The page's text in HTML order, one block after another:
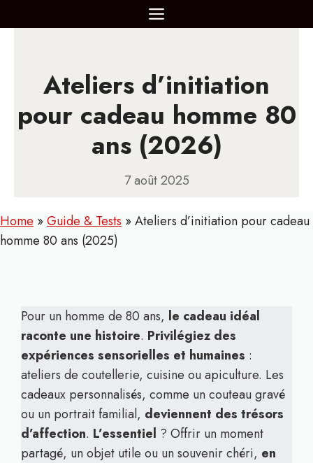
au
MENU
Ateliers d’initiation
pour cadeau homme 80
ans (2026)
7 août 2025
Home »Guide & Tests »Ateliers d’initiation pour cadeau
homme 80 ans (2025)
Pour un homme de 80 ans, le cadeau idéal
raconte une histoire. Privilégiez des
expériences sensorielles et humaines :
ateliers de coutellerie, cuisine ou apiculture. Les
cadeaux personnalisés, comme un couteau gravé
ou un portrait familial, deviennent des trésors
d’affection. L’essentiel ? Offrir un moment
partagé, un objet utile ou un souvenir chéri, en